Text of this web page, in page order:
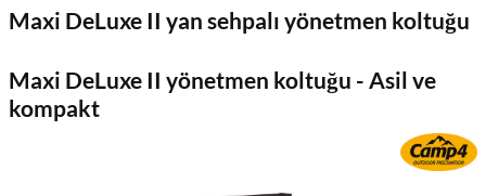
Maxi DeLuxe II yan sehpalı yönetmen koltuğu
Maxi DeLuxe II yönetmen koltuğu - Asil ve
kompakt